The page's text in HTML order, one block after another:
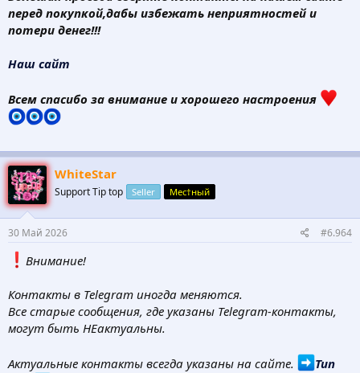
перед покупкой,дабы избежать неприятностей и
потери денег!!!
Наш сайт
Всем спасибо за внимание и хорошего настроения
WhiteStar
Support Tip top Seller Мес†ный
30 Май 2026 #6.964
️Внимание!
Контакты в Telegram иногда меняются.
Все старые сообщения, где указаны Telegram-контакты,
могут быть НЕактуальны.
Актуальные контакты всегда указаны на сайте.
Тип